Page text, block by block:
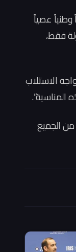
عصياً
فقط،
الاستلاب
المناسبة”.
الجميع